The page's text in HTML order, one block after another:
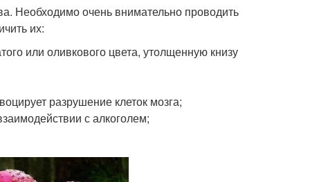
Необходимо очень внимательно проводить
их:
или оливкового цвета, утолщенную книзу
разрушение клеток мозга;
с алкоголем;